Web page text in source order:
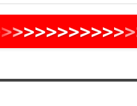
>>>>>>>>>>>